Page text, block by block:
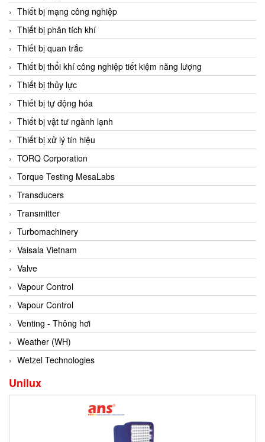
Clark Cooper
CMC Ventilazione
Coax Valves Inc
Codel
Cofimco
Coltraco
Comat Releco
Comax
COMETECH VietNam
COMFILE Technology
Conch
Conductix/ WAMPFLER
Contrec
Contrinex
Control Solution Minesota
Copeland
Cortem
Cosa Xentaur
Cosil
Coulton
Crouzet
Crowcon
Crutec Dust Zero Vietnam
Thiết bị mạng công nghiệp
Thiết bị phân tích khí
Thiết bị quan trắc
Thiết bị thổi khí công nghiệp tiết kiệm năng lượng
Thiết bị thủy lực
Thiết bị tự động hóa
Thiết bị vật tư ngành lạnh
Thiết bị xử lý tín hiệu
TORQ Corporation
Torque Testing MesaLabs
Transducers
Transmitter
Turbomachinery
Vaisala Vietnam
Valve
Vapour Control
Vapour Control
Venting - Thông hơi
Weather (WH)
Wetzel Technologies
Unilux